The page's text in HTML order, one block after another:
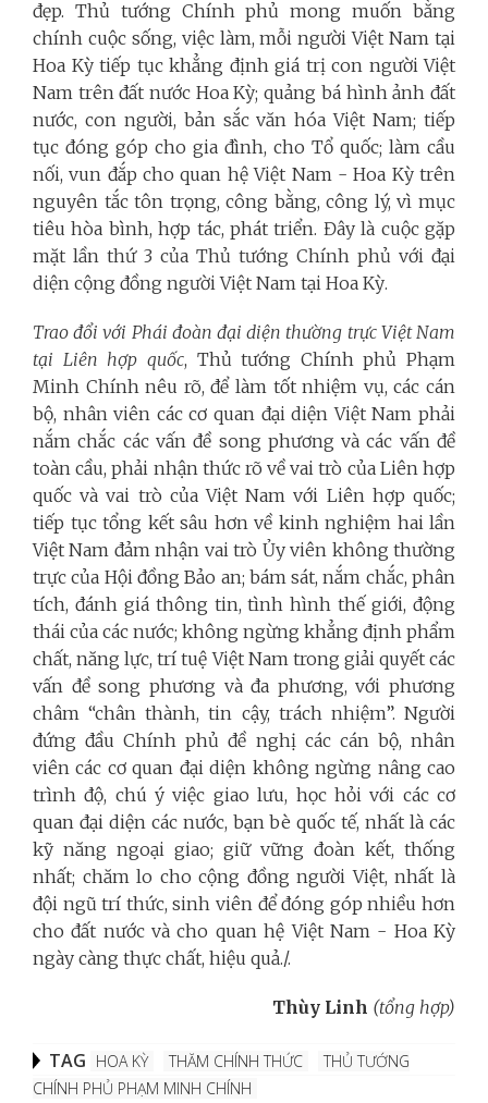
đẹp. Thủ tướng Chính phủ mong muốn bằng
chính cuộc sống, việc làm, mỗi người Việt Nam tại
Hoa Kỳ tiếp tục khẳng định giá trị con người Việt
Nam trên đất nước Hoa Kỳ; quảng bá hình ảnh đất
nước, con người, bản sắc văn hóa Việt Nam; tiếp
tục đóng góp cho gia đình, cho Tổ quốc; làm cầu
nối, vun đắp cho quan hệ Việt Nam - Hoa Kỳ trên
nguyên tắc tôn trọng, công bằng, công lý, vì mục
tiêu hòa bình, hợp tác, phát triển. Đây là cuộc gặp
mặt lần thứ 3 của Thủ tướng Chính phủ với đại
diện cộng đồng người Việt Nam tại Hoa Kỳ.
Trao đổi với Phái đoàn đại diện thường trực Việt Nam
tại Liên hợp quốc, Thủ tướng Chính phủ Phạm
Minh Chính nêu rõ, để làm tốt nhiệm vụ, các cán
bộ, nhân viên các cơ quan đại diện Việt Nam phải
nắm chắc các vấn đề song phương và các vấn đề
toàn cầu, phải nhận thức rõ về vai trò của Liên hợp
quốc và vai trò của Việt Nam với Liên hợp quốc;
tiếp tục tổng kết sâu hơn về kinh nghiệm hai lần
Việt Nam đảm nhận vai trò Ủy viên không thường
trực của Hội đồng Bảo an; bám sát, nắm chắc, phân
tích, đánh giá thông tin, tình hình thế giới, động
thái của các nước; không ngừng khẳng định phẩm
chất, năng lực, trí tuệ Việt Nam trong giải quyết các
vấn đề song phương và đa phương, với phương
châm “chân thành, tin cậy, trách nhiệm”. Người
đứng đầu Chính phủ đề nghị các cán bộ, nhân
viên các cơ quan đại diện không ngừng nâng cao
trình độ, chú ý việc giao lưu, học hỏi với các cơ
quan đại diện các nước, bạn bè quốc tế, nhất là các
kỹ năng ngoại giao; giữ vững đoàn kết, thống
nhất; chăm lo cho cộng đồng người Việt, nhất là
đội ngũ trí thức, sinh viên để đóng góp nhiều hơn
cho đất nước và cho quan hệ Việt Nam - Hoa Kỳ
ngày càng thực chất, hiệu quả./.
Thùy Linh (tổng hợp)
TAG HOA KỲ THĂM CHÍNH THỨC
THỦ TƯỚNG
CHÍNH PHỦ PHẠM MINH CHÍNH